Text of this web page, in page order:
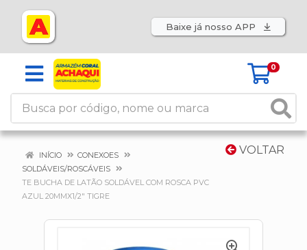
Baixe já nosso APP
0
VOLTAR
INÍCIO
CONEXOES
SOLDÁVEIS/ROSCÁVEIS
TE BUCHA DE LATÃO SOLDÁVEL COM ROSCA PVC
AZUL 20MMX1/2" TIGRE